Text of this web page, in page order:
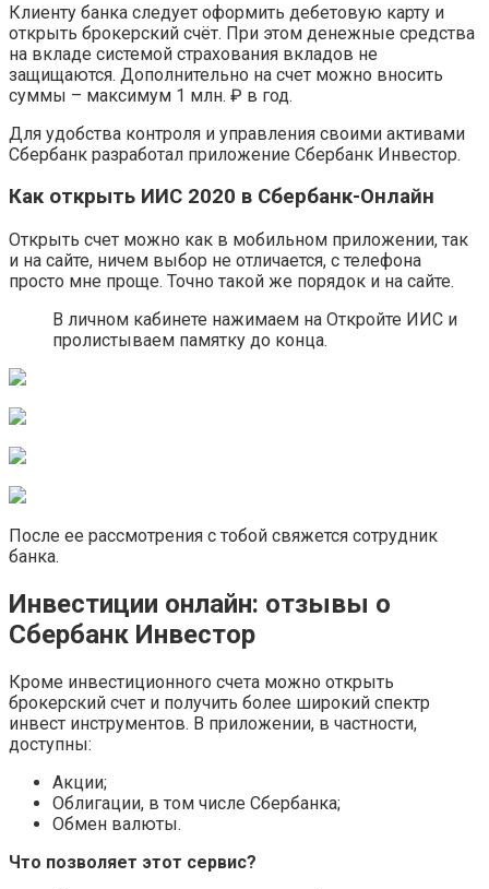
Клиенту банка следует оформить дебетовую карту и
открыть брокерский счёт. При этом денежные средства
на вкладе системой страхования вкладов не
защищаются. Дополнительно на счет можно вносить
суммы – максимум 1 млн. ₽ в год.
Для удобства контроля и управления своими активами
Сбербанк разработал приложение Сбербанк Инвестор.
Как открыть ИИС 2020 в Сбербанк-Онлайн
Открыть счет можно как в мобильном приложении, так
и на сайте, ничем выбор не отличается, с телефона
просто мне проще. Точно такой же порядок и на сайте.
В личном кабинете нажимаем на Откройте ИИС и
пролистываем памятку до конца.
После ее рассмотрения с тобой свяжется сотрудник
банка.
Инвестиции онлайн: отзывы о
Сбербанк Инвестор
Кроме инвестиционного счета можно открыть
брокерский счет и получить более широкий спектр
инвест инструментов. В приложении, в частности,
доступны:
Акции;
Облигации, в том числе Сбербанка;
Обмен валюты.
Что позволяет этот сервис?